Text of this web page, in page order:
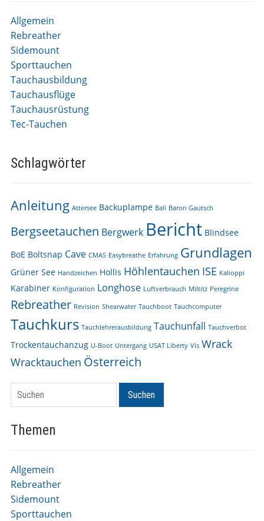
Allgemein
Rebreather
Sidemount
Sporttauchen
Tauchausbildung
Tauchausflüge
Tauchausrüstung
Tec-Tauchen
Schlagwörter
Anleitung Attersee Backuplampe Bali Baron Gautsch
Bergseetauchen Bergwerk Bericht Blindsee
BoE Boltsnap Cave CMAS Easybreathe Erfahrung Grundlagen
Grüner See Handzeichen Hollis Höhlentauchen ISE Kalioppi
Karabiner Konfiguration Longhose Luftverbrauch Miltitz Peregrine
Rebreather Revision Shearwater Tauchboot Tauchcomputer
Tauchkurs Tauchlehrerausbildung Tauchunfall Tauchverbot
Trockentauchanzug U-Boot Untergang USAT Liberty Vis Wrack
Wracktauchen Österreich
Suchen Suchen
Themen
Allgemein
Rebreather
Sidemount
Sporttauchen